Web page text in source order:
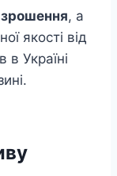
, а
якості від
в Україні